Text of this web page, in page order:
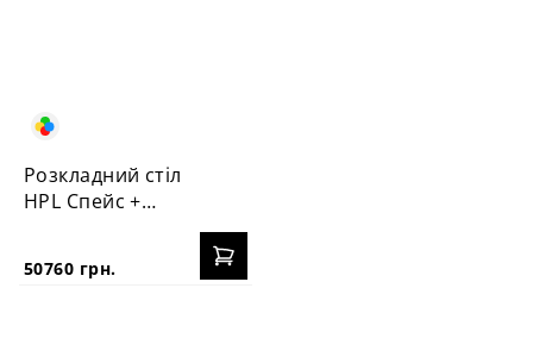
Розкладний стіл
HPL Спейс +
50760 грн.